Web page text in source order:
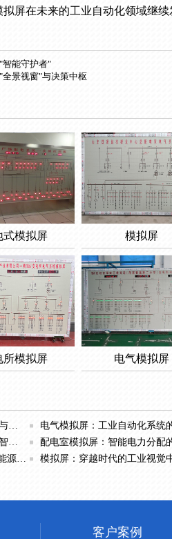
屏在未来的工业自动化领域继
智能守护者"
景视窗"与决策中枢
式模拟屏 模拟屏
所模拟屏 电气模拟屏
合
展
中枢
电气模拟屏：工业自动化系统的"全景视
配电室模拟屏：智能电力分配的"中枢神经"与
模拟屏：穿越时代的工业视觉中枢，从静态映射到动
客户案例